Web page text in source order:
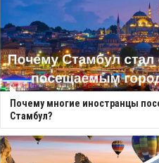
Почему многие иностранцы
Стамбул?